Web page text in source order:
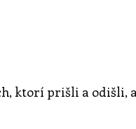
ktorí prišli a odišli,